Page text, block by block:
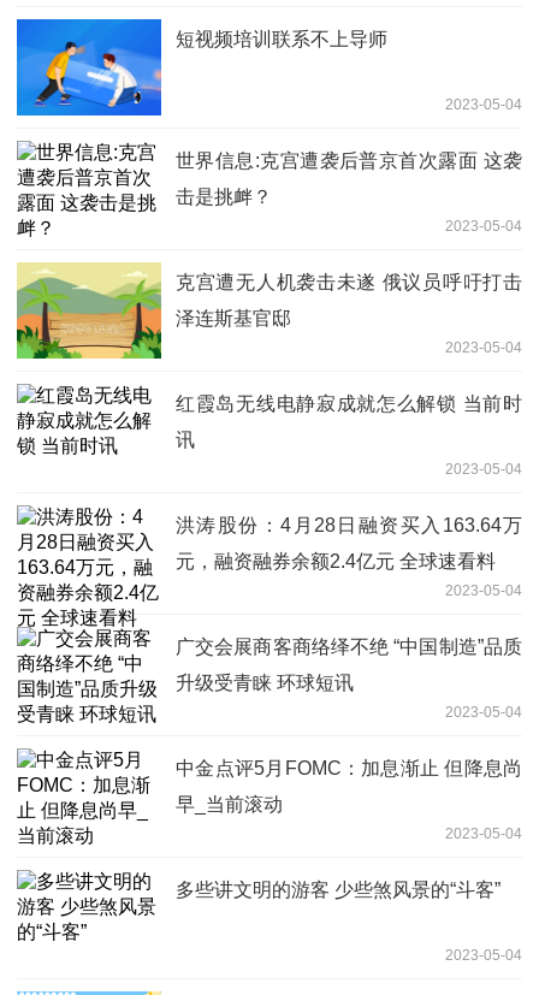
短视频培训联系不上导师
2023-05-04
世界信息:克宫遭袭后普京首次露面 这袭
击是挑衅？
2023-05-04
克宫遭无人机袭击未遂 俄议员呼吁打击
泽连斯基官邸
2023-05-04
红霞岛无线电静寂成就怎么解锁 当前时
讯
2023-05-04
洪涛股份：4月28日融资买入163.64万
元，融资融券余额2.4亿元 全球速看料
2023-05-04
广交会展商客商络绎不绝 “中国制造”品质
升级受青睐 环球短讯
2023-05-04
中金点评5月FOMC：加息渐止 但降息尚
早_当前滚动
2023-05-04
多些讲文明的游客 少些煞风景的“斗客”
2023-05-04